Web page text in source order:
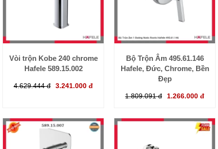
Vòi trộn Kobe 240 chrome
Hafele 589.15.002
4.629.444 đ 3.241.000 đ
Bộ Trộn Âm 495.61.146
Hafele, Đức, Chrome, Bền
Đẹp
1.809.091 đ 1.266.000 đ